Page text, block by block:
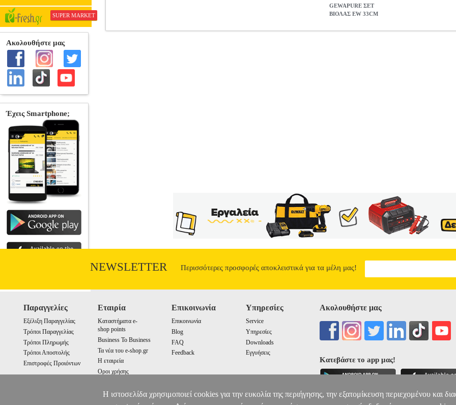
SUPER MARKET
GEWAPURE ΣΕΤ
ΒΙΟΛΑΣ EW 33CM
NEWSLETTER Περισσότερες προσφορές αποκλειστικά για τα μέλη μας!
Παραγγελίες
Εξέλιξη Παραγγελίας
Τρόποι Παραγγελίας
Τρόποι Πληρωμής
Τρόποι Αποστολής
Επιστροφές Προιόντων
Εταιρία
Καταστήματα e-
shop points
Business To Business
Τα νέα του e-shop.gr
Η εταιρεία
Οροι χρήσης
Επικοινωνία
Επικοινωνία
Blog
FAQ
Feedback
Υπηρεσίες
Service
Υπηρεσίες
Downloads
Εγγυήσεις
Ακολουθήστε μας
Κατεβάστε το app μας!
Η ιστοσελίδα χρησιμοποιεί cookies για την ευκολία της περιήγησης, την εξατομίκευση περιεχομένου και